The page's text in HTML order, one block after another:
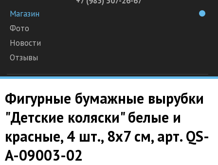
Магазин
Фото
Новости
Отзывы
Фигурные бумажные вырубки
"Детские коляски" белые и
красные, 4 шт., 8х7 см, арт. QS-
A-09003-02